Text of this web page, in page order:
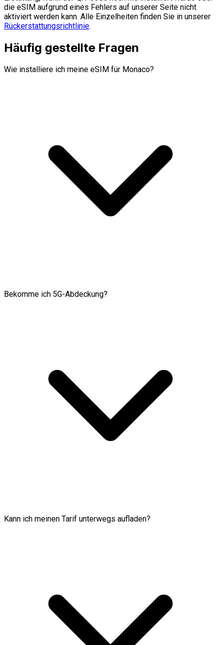
die eSIM aufgrund eines Fehlers auf unserer Seite nicht
aktiviert werden kann. Alle Einzelheiten finden Sie in unserer
Rückerstattungsrichtlinie.
Häufig gestellte Fragen
Wie installiere ich meine eSIM für Monaco?
Bekomme ich 5G-Abdeckung?
Kann ich meinen Tarif unterwegs aufladen?